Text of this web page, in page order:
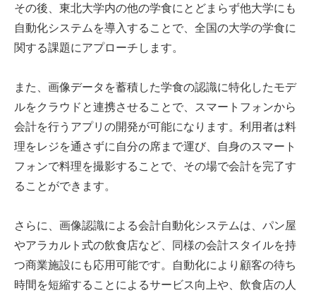
その後、東北大学内の他の学食にとどまらず他大学にも
自動化システムを導入することで、全国の大学の学食に
関する課題にアプローチします。
また、画像データを蓄積した学食の認識に特化したモデ
ルをクラウドと連携させることで、スマートフォンから
会計を行うアプリの開発が可能になります。利用者は料
理をレジを通さずに自分の席まで運び、自身のスマート
フォンで料理を撮影することで、その場で会計を完了す
ることができます。
さらに、画像認識による会計自動化システムは、パン屋
やアラカルト式の飲食店など、同様の会計スタイルを持
つ商業施設にも応用可能です。自動化により顧客の待ち
時間を短縮することによるサービス向上や、飲食店の人